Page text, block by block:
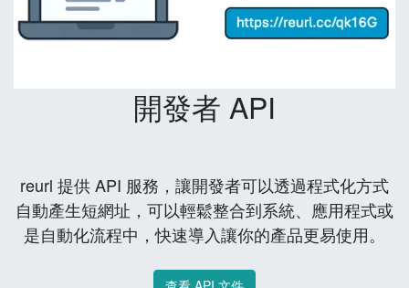
開發者 API
reurl 提供 API 服務，讓開發者可以透過程式化方式
自動產生短網址，可以輕鬆整合到系統、應用程式或
是自動化流程中，快速導入讓你的產品更易使用。